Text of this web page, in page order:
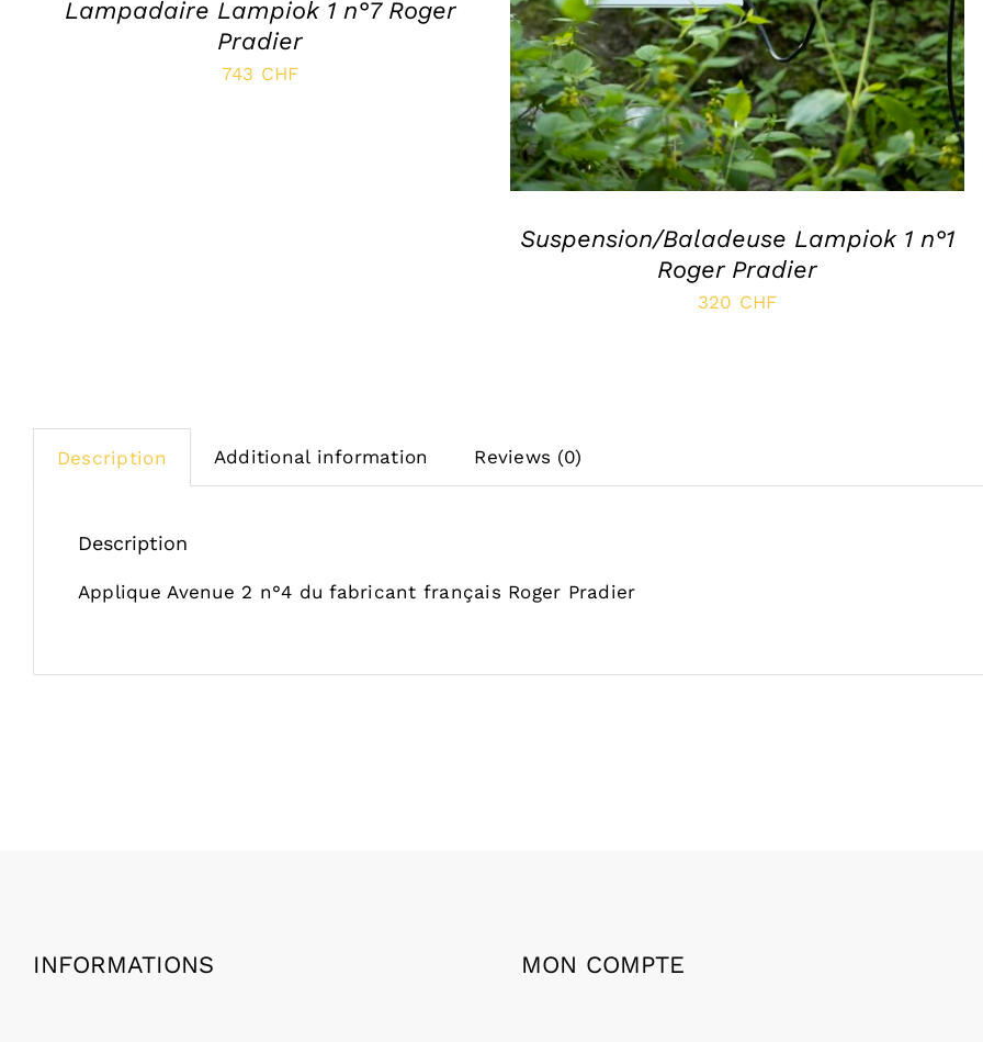
Lampadaire Lampiok 1 n°7 Roger
Pradier
743 CHF
Suspension/Baladeuse Lampiok 1 n°1
Roger Pradier
320 CHF
Description Additional information Reviews (0)
Description
Applique Avenue 2 n°4 du fabricant français Roger Pradier
INFORMATIONS MON COMPTE